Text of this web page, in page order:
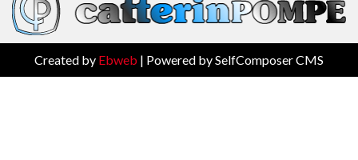
Created by Ebweb | Powered by SelfComposer CMS